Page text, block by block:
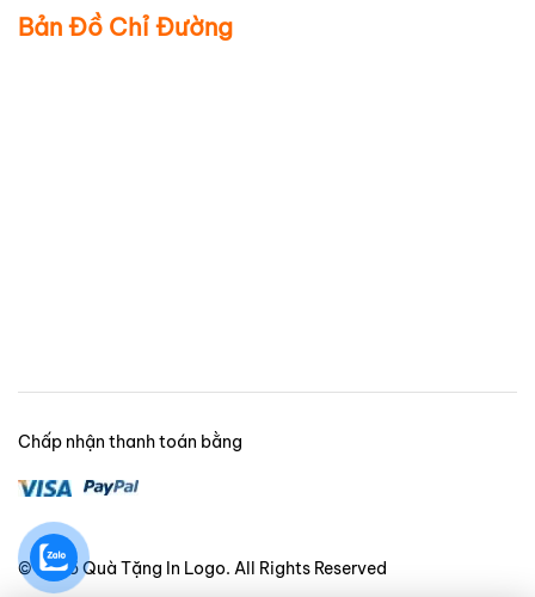
Bản Đồ Chỉ Đường
© 2025 Quà Tặng In Logo. All Rights Reserved
Chấp nhận thanh toán bằng